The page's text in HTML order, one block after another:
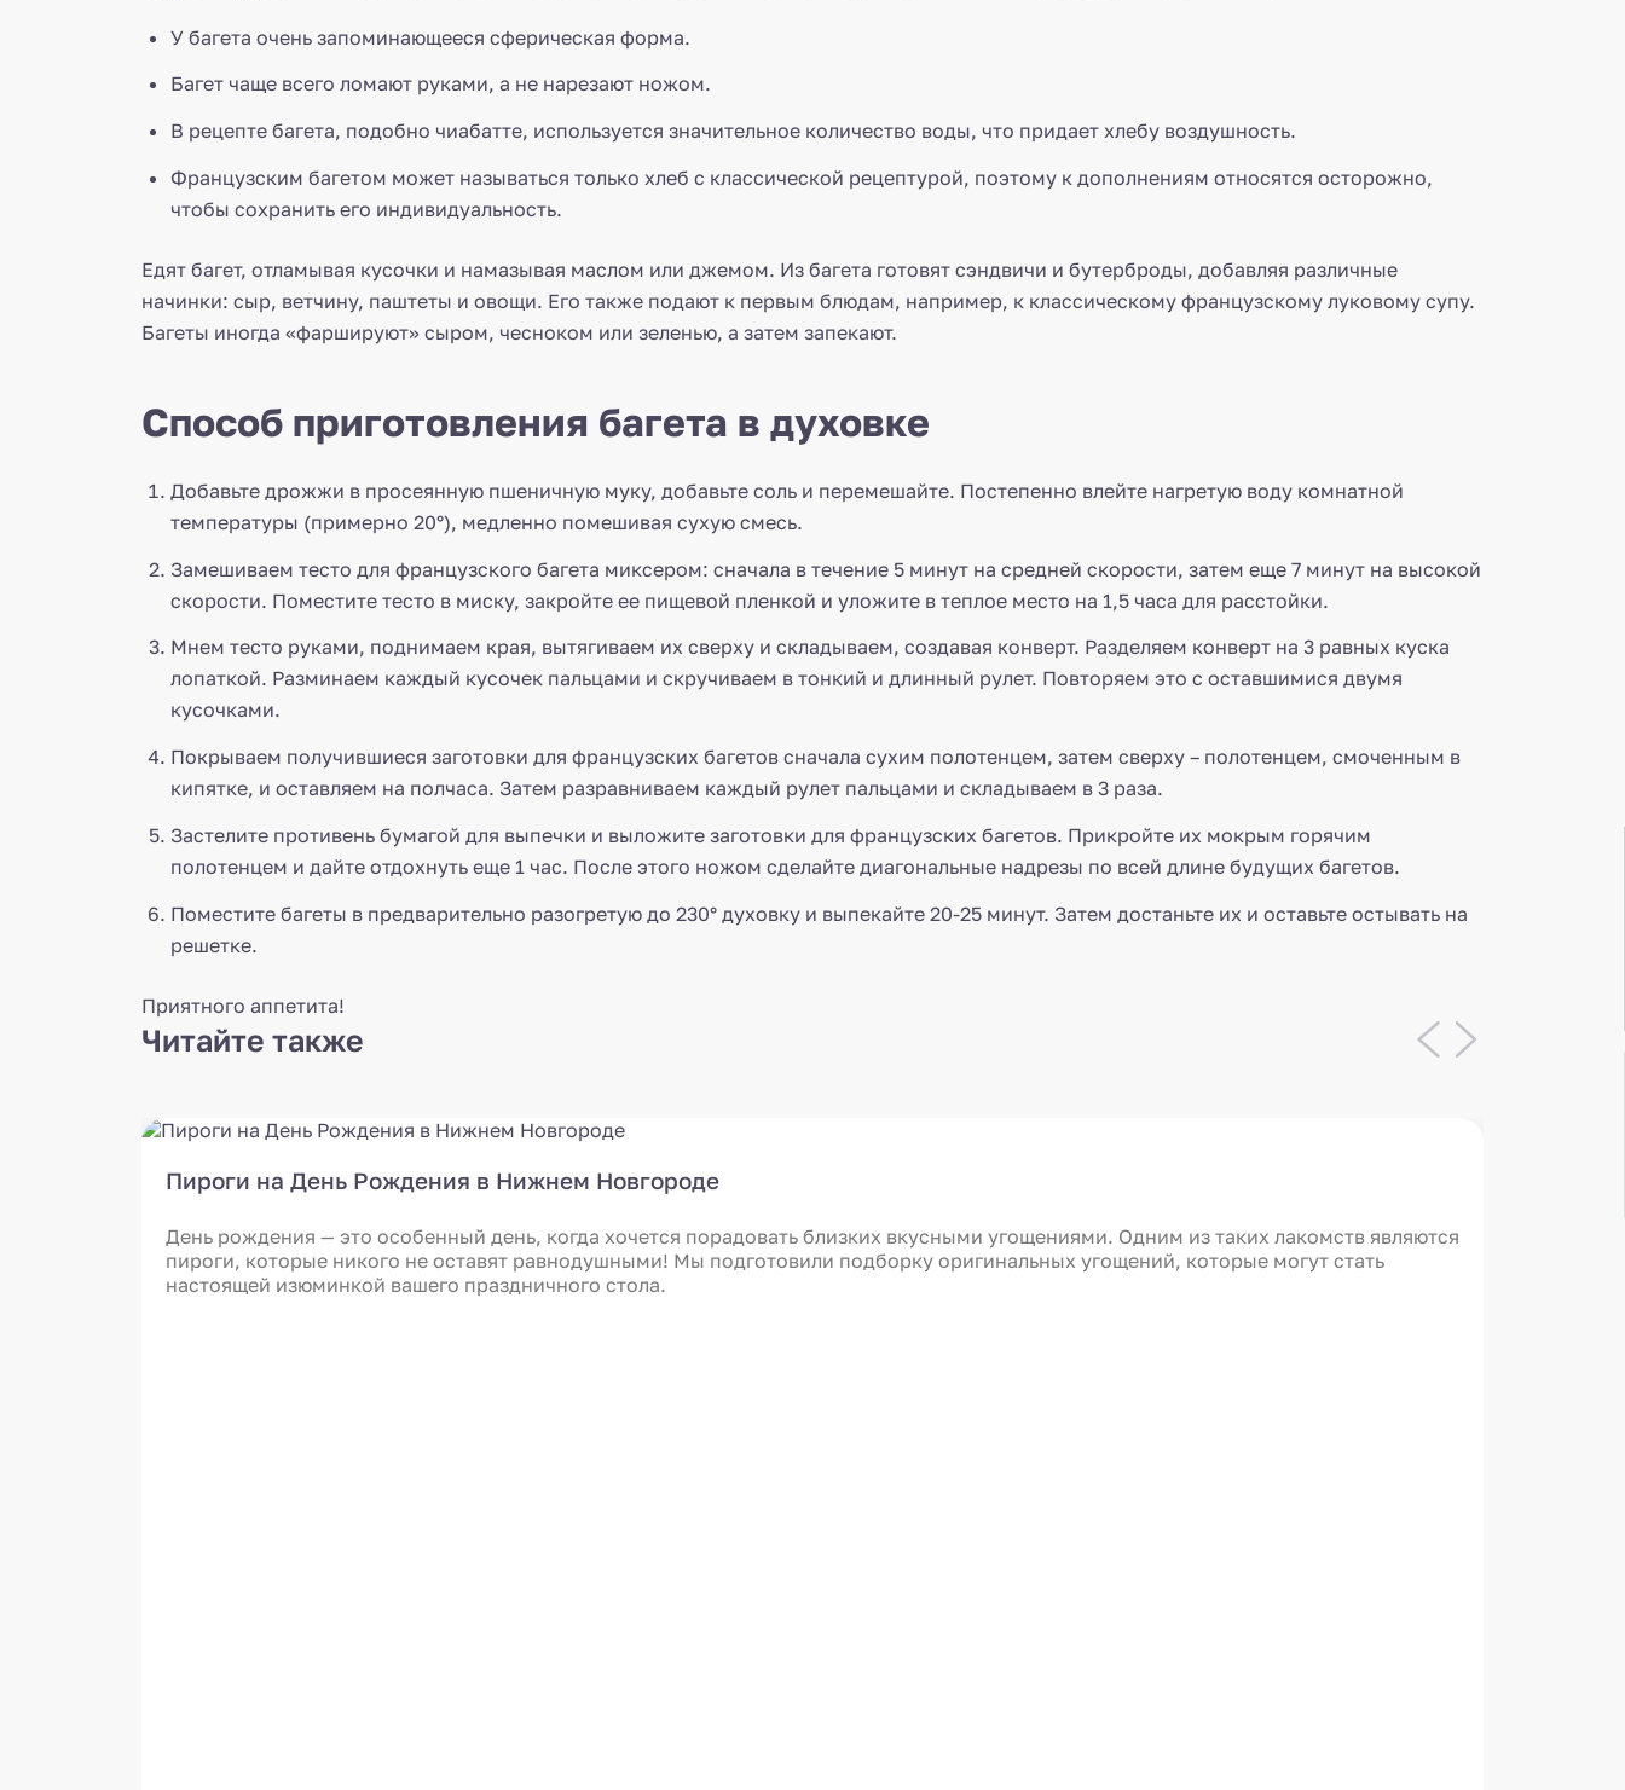
У багета очень запоминающееся сферическая форма.
Багет чаще всего ломают руками, а не нарезают ножом.
В рецепте багета, подобно чиабатте, используется значительное количество воды, что придает хлебу воздушность.
Французским багетом может называться только хлеб с классической рецептурой, поэтому к дополнениям относятся осторожно,
чтобы сохранить его индивидуальность.
Едят багет, отламывая кусочки и намазывая маслом или джемом. Из багета готовят сэндвичи и бутерброды, добавляя различные
начинки: сыр, ветчину, паштеты и овощи. Его также подают к первым блюдам, например, к классическому французскому луковому супу.
Багеты иногда «фаршируют» сыром, чесноком или зеленью, а затем запекают.
Способ приготовления багета в духовке
Добавьте дрожжи в просеянную пшеничную муку, добавьте соль и перемешайте. Постепенно влейте нагретую воду комнатной
температуры (примерно 20°), медленно помешивая сухую смесь.
Замешиваем тесто для французского багета миксером: сначала в течение 5 минут на средней скорости, затем еще 7 минут на высокой
скорости. Поместите тесто в миску, закройте ее пищевой пленкой и уложите в теплое место на 1,5 часа для расстойки.
Мнем тесто руками, поднимаем края, вытягиваем их сверху и складываем, создавая конверт. Разделяем конверт на 3 равных куска
лопаткой. Разминаем каждый кусочек пальцами и скручиваем в тонкий и длинный рулет. Повторяем это с оставшимися двумя
кусочками.
Покрываем получившиеся заготовки для французских багетов сначала сухим полотенцем, затем сверху – полотенцем, смоченным в
кипятке, и оставляем на полчаса. Затем разравниваем каждый рулет пальцами и складываем в 3 раза.
Застелите противень бумагой для выпечки и выложите заготовки для французских багетов. Прикройте их мокрым горячим
полотенцем и дайте отдохнуть еще 1 час. После этого ножом сделайте диагональные надрезы по всей длине будущих багетов.
Поместите багеты в предварительно разогретую до 230° духовку и выпекайте 20-25 минут. Затем достаньте их и оставьте остывать на
решетке.
Приятного аппетита!
Читайте также
Пироги на День Рождения в Нижнем Новгороде
День рождения — это особенный день, когда хочется порадовать близких вкусными угощениями. Одним из таких лакомств являются
пироги, которые никого не оставят равнодушными! Мы подготовили подборку оригинальных угощений, которые могут стать
настоящей изюминкой вашего праздничного стола.